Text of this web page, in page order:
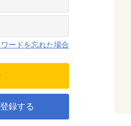
ードを忘れた場合
録する